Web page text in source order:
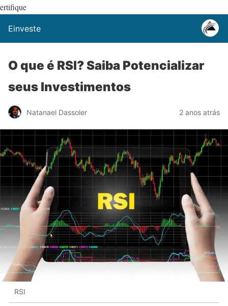
ertifique
Einveste
O que é RSI? Saiba Potencializar
seus Investimentos
Natanael Dassoler 2 anos atrás
RSI